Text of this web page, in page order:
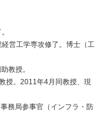
営工学専攻修了。博士（工
教授。
授。2011年4月同教授、現
務局参事官（インフラ・防